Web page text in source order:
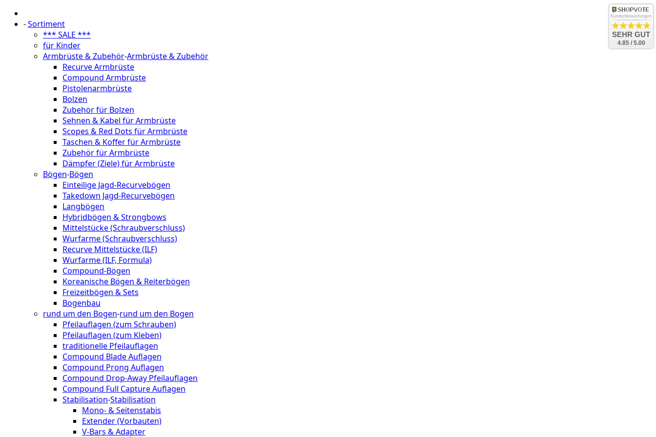
-Sortiment
*** SALE ***
für Kinder
Armbrüste & Zubehör-Armbrüste & Zubehör
Recurve Armbrüste
Compound Armbrüste
Pistolenarmbrüste
Bolzen
Zubehör für Bolzen
Sehnen & Kabel für Armbrüste
Scopes & Red Dots für Armbrüste
Taschen & Koffer für Armbrüste
Zubehör für Armbrüste
Dämpfer (Ziele) für Armbrüste
Bögen-Bögen
Einteilige Jagd-Recurvebögen
Takedown Jagd-Recurvebögen
Langbögen
Hybridbögen & Strongbows
Mittelstücke (Schraubverschluss)
Wurfarme (Schraubverschluss)
Recurve Mittelstücke (ILF)
Wurfarme (ILF, Formula)
Compound-Bögen
Koreanische Bögen & Reiterbögen
Freizeitbögen & Sets
Bogenbau
rund um den Bogen-rund um den Bogen
Pfeilauflagen (zum Schrauben)
Pfeilauflagen (zum Kleben)
traditionelle Pfeilauflagen
Compound Blade Auflagen
Compound Prong Auflagen
Compound Drop-Away Pfeilauflagen
Compound Full Capture Auflagen
Stabilisation-Stabilisation
Mono- & Seitenstabis
Extender (Vorbauten)
V-Bars & Adapter
Kundenbewertungen
SEHR GUT
4.85 / 5.00